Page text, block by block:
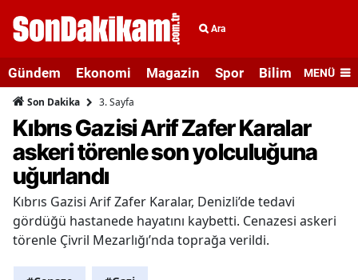
Ara
Gündem Ekonomi Magazin Spor Bilim veMENÜ
Son Dakika 3. Sayfa
Kıbrıs Gazisi Arif Zafer Karalar
askeri törenle son yolculuğuna
uğurlandı
Kıbrıs Gazisi Arif Zafer Karalar, Denizli’de tedavi
gördüğü hastanede hayatını kaybetti. Cenazesi askeri
törenle Çivril Mezarlığı’nda toprağa verildi.